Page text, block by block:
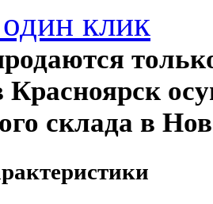
клик
Красноярск
склада в